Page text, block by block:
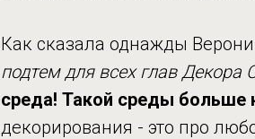
Как сказала однажды
подтем для всех глав Декора
среда! Такой среды больше
декорирования - это про